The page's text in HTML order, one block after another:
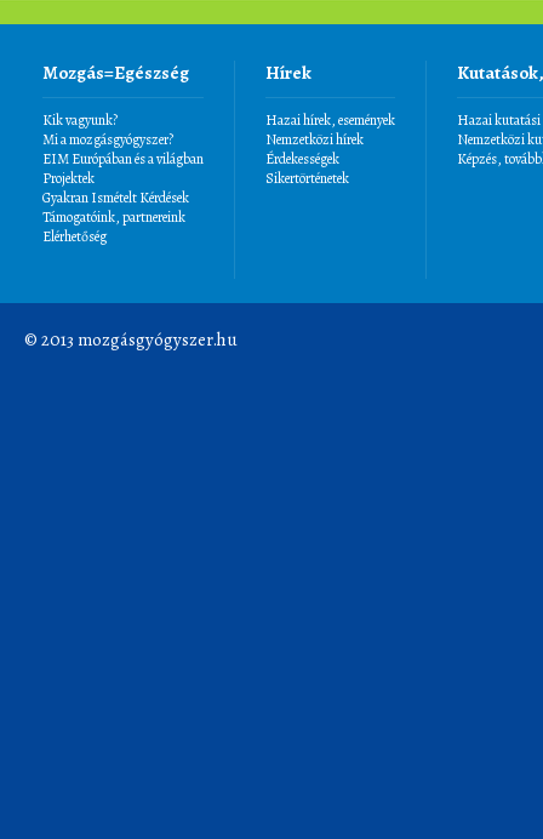
Mozgás=Egészség
Kik vagyunk?
Mi a mozgásgyógyszer?
EIM Európában és a világban
Projektek
Gyakran Ismételt Kérdések
Támogatóink, partnereink
Elérhetőség
Hírek
Hazai hírek, események
Nemzetközi hírek
Érdekességek
Sikertörténetek
Hazai kutatási
Nemzetközi
Képzés,
© 2013 mozgásgyógyszer.hu